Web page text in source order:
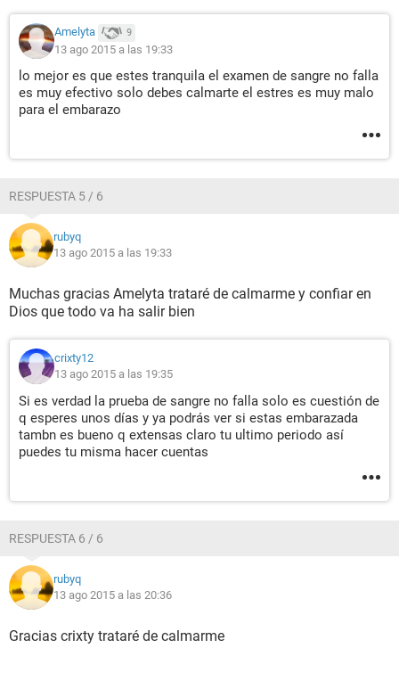
Amelyta 9
13 ago 2015 a las 19:33
lo mejor es que estes tranquila el examen de sangre no falla
es muy efectivo solo debes calmarte el estres es muy malo
para el embarazo
RESPUESTA 5 / 6
rubyq
13 ago 2015 a las 19:33
Muchas gracias Amelyta trataré de calmarme y confiar en
Dios que todo va ha salir bien
crixty12
13 ago 2015 a las 19:35
Si es verdad la prueba de sangre no falla solo es cuestión de
q esperes unos días y ya podrás ver si estas embarazada
tambn es bueno q extensas claro tu ultimo periodo así
puedes tu misma hacer cuentas
RESPUESTA 6 / 6
rubyq
13 ago 2015 a las 20:36
Gracias crixty trataré de calmarme